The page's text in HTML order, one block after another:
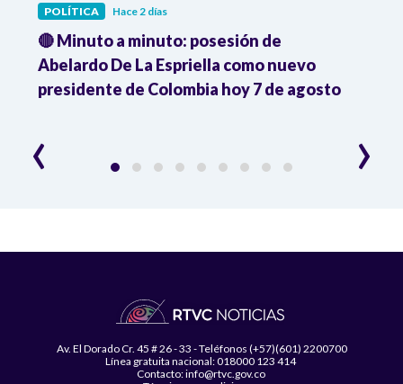
POLÍTICA Hace 2 días
🔴 Minuto a minuto: posesión de
Abelardo De La Espriella como nuevo
presidente de Colombia hoy 7 de agosto
‹ ›
Av. El Dorado Cr. 45 # 26 - 33 - Teléfonos (+57)(601) 2200700
Línea gratuita nacional: 018000 123 414
Contacto: info@rtvc.gov.co